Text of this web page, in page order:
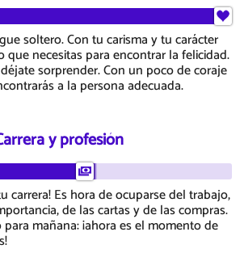
soltero. Con tu carisma y tu carácter
necesitas para encontrar la felicidad.
sorprender. Con un poco de coraje
a la persona adecuada.
y profesión
carrera! Es hora de ocuparse del trabajo,
de las cartas y de las compras.
mañana: ¡ahora es el momento de